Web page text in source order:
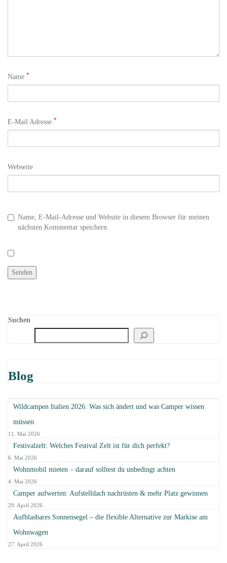
Name *
E-Mail Adresse *
Webseite
Name, E-Mail-Adresse und Website in diesem Browser für meinen
nächsten Kommentar speichern.
Suchen
Blog
Wildcampen Italien 2026: Was sich ändert und was Camper wissen
müssen
11. Mai 2026
Festivalzelt: Welches Festival Zelt ist für dich perfekt?
6. Mai 2026
Wohnmobil mieten – darauf solltest du unbedingt achten
4. Mai 2026
Camper aufwerten: Aufstelldach nachrüsten & mehr Platz gewinnen
29. April 2026
Aufblasbares Sonnensegel – die flexible Alternative zur Markise am
Wohnwagen
27. April 2026